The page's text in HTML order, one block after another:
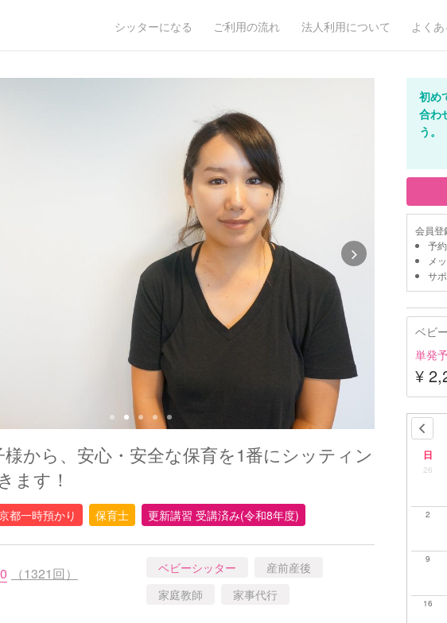
シッターになる ご利用の流れ 法人利用について よく
から、安心・安全な保育を1番にシッティン
ます！
都一時預かり 保育士 更新講習 受講済み(令和8年度)
（1321回） ベビーシッター
産前産後
家庭教師
家事代行
初め
合わ
う。
会員登
予
メ
サ
ベビ
単発
¥
日
26
2
9
16